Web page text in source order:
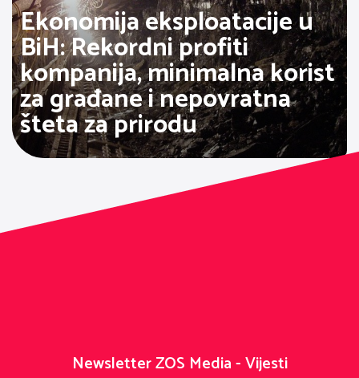
Ekonomija eksploatacije u
BiH: Rekordni profiti
kompanija, minimalna korist
za građane i nepovratna
šteta za prirodu
Newsletter ZOS Media - Vijesti